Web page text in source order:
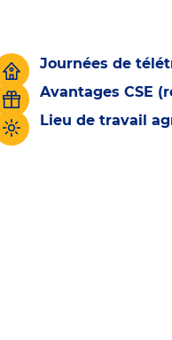
Journées de
Avantages CSE
Lieu de travail